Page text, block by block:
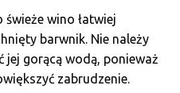
świeże wino łatwiej
barwnik. Nie należy
jej gorącą wodą, ponieważ
zabrudzenie.